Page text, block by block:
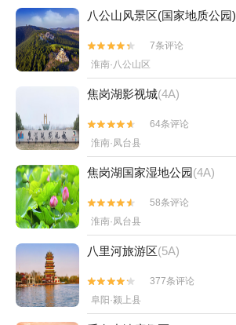
八公山风景区(国家地质公园)


7条评论
淮南·八公山区
焦岗湖影视城(4A)


64条评论
淮南·凤台县
焦岗湖国家湿地公园(4A)


58条评论
淮南·凤台县
八里河旅游区(5A)


377条评论
阜阳·颍上县